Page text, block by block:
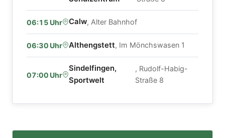
06:15 Uhr Calw, Alter Bahnhof
06:30 Uhr Althengstett, Im Mönchswasen 1
07:00 Uhr
Sindelfingen,
Sportwelt
, Rudolf-Habig-
Straße 8